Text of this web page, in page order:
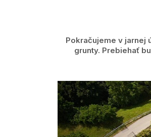
Pokračujeme v jarnej
grunty. Prebiehať